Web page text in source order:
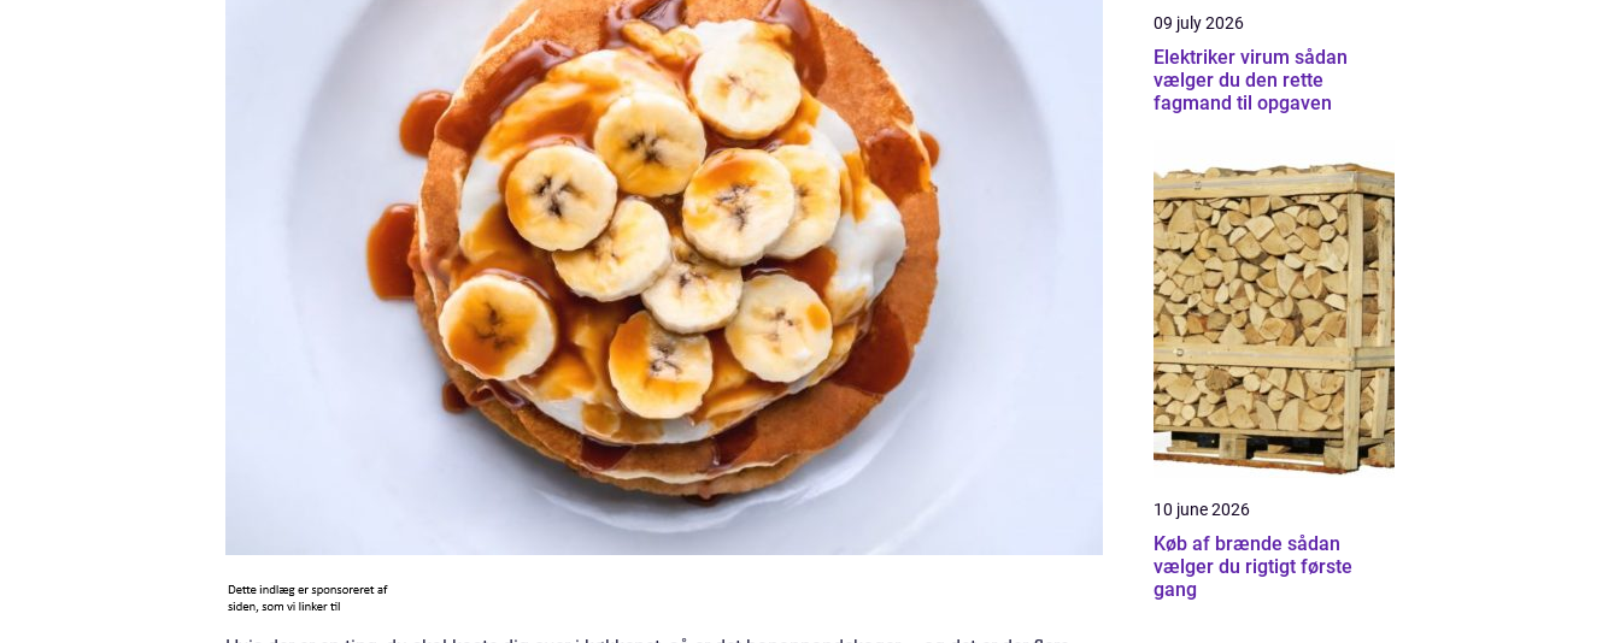
09 july 2026
Elektriker virum sådan
vælger du den rette
fagmand til opgaven
10 june 2026
Køb af brænde sådan
vælger du rigtigt første
gang